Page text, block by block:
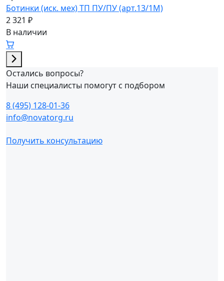
Ботинки (иск. мех) ТП ПУ/ПУ (арт.13/1М)
2 321 ₽
В наличии
Остались вопросы?
Наши специалисты помогут с подбором
8 (495) 128-01-36
info@novatorg.ru
Получить консультацию